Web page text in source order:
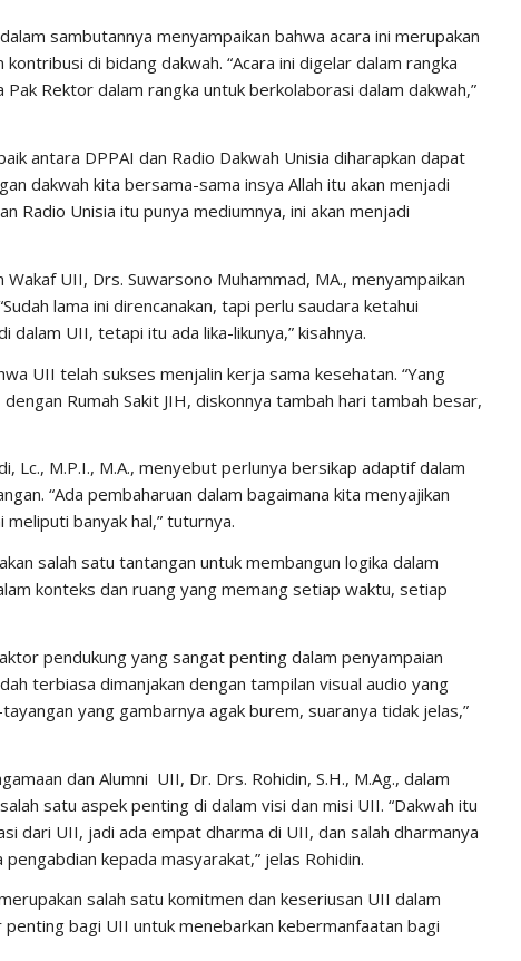
sambutannya menyampaikan bahwa acara ini merupakan
di bidang dakwah. “Acara ini digelar dalam rangka
Rektor dalam rangka untuk berkolaborasi dalam dakwah,”
antara DPPAI dan Radio Dakwah Unisia diharapkan dapat
dakwah kita bersama-sama insya Allah itu akan menjadi
Radio Unisia itu punya mediumnya, ini akan menjadi
UII, Drs. Suwarsono Muhammad, MA., menyampaikan
lama ini direncanakan, tapi perlu saudara ketahui
dalam UII, tetapi itu ada lika-likunya,” kisahnya.
UII telah sukses menjalin kerja sama kesehatan. “Yang
Rumah Sakit JIH, diskonnya tambah hari tambah besar,
Lc., M.P.I., M.A., menyebut perlunya bersikap adaptif dalam
“Ada pembaharuan dalam bagaimana kita menyajikan
banyak hal,” tuturnya.
salah satu tantangan untuk membangun logika dalam
konteks dan ruang yang memang setiap waktu, setiap
pendukung yang sangat penting dalam penyampaian
terbiasa dimanjakan dengan tampilan visual audio yang
yang gambarnya agak burem, suaranya tidak jelas,”
dan Alumni UII, Dr. Drs. Rohidin, S.H., M.Ag., dalam
satu aspek penting di dalam visi dan misi UII. “Dakwah itu
dari UII, jadi ada empat dharma di UII, dan salah dharmanya
kepada masyarakat,” jelas Rohidin.
salah satu komitmen dan keseriusan UII dalam
bagi UII untuk menebarkan kebermanfaatan bagi